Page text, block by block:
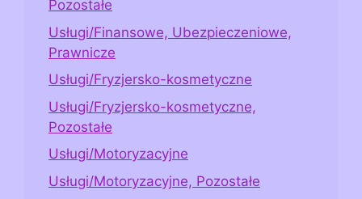
Pozostałe
Usługi/Finansowe, Ubezpieczeniowe,
Prawnicze
Usługi/Fryzjersko-kosmetyczne
Usługi/Fryzjersko-kosmetyczne,
Pozostałe
Usługi/Motoryzacyjne
Usługi/Motoryzacyjne, Pozostałe